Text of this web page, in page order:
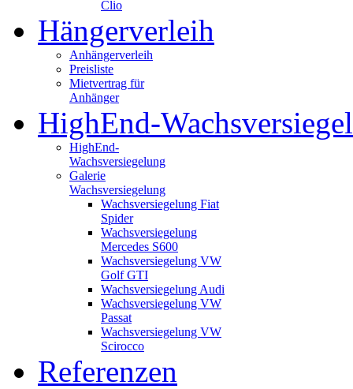
Clio
Hängerverleih
Anhängerverleih
Preisliste
Mietvertrag für
Anhänger
HighEnd-
HighEnd-
Wachsversiegelung
Galerie
Wachsversiegelung
Wachsversiegelung Fiat
Spider
Wachsversiegelung
Mercedes S600
Wachsversiegelung VW
Golf GTI
Wachsversiegelung Audi
Wachsversiegelung VW
Passat
Wachsversiegelung VW
Scirocco
Referenzen